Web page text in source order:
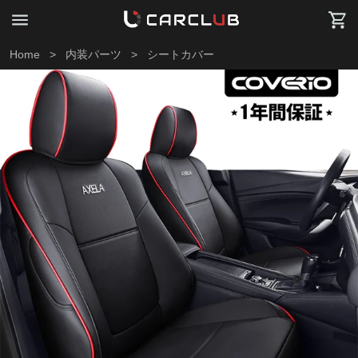
Home > 内装パーツ > シートカバー